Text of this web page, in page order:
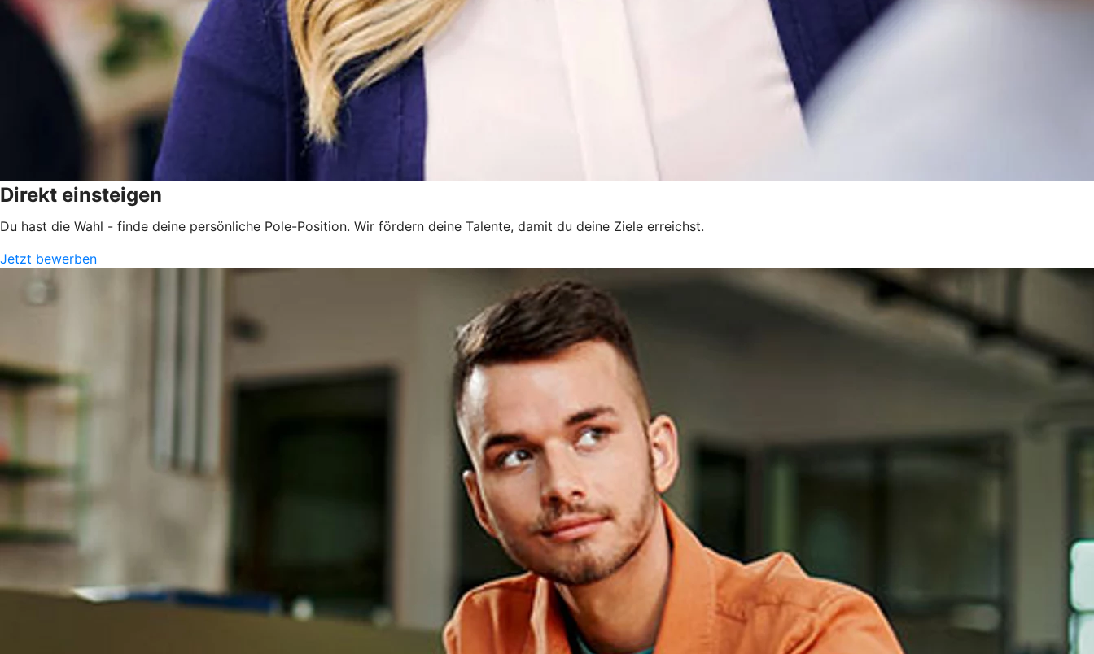
Direkt einsteigen
Du hast die Wahl - finde deine persönliche Pole-Position. Wir fördern deine Talente, damit du deine Ziele erreichst.
Jetzt bewerben